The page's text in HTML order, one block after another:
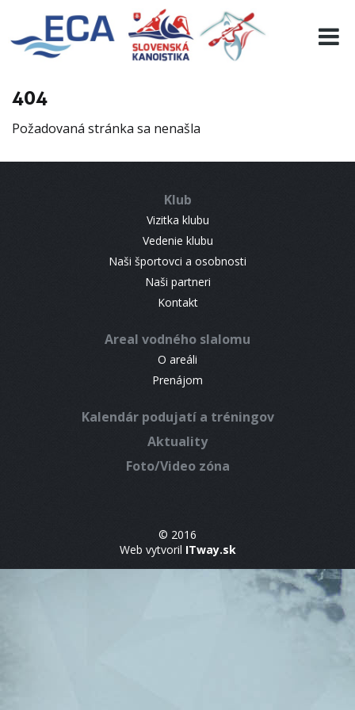
404
Požadovaná stránka sa nenašla
Klub
Vizitka klubu
Vedenie klubu
Naši športovci a osobnosti
Naši partneri
Kontakt
Areal vodného slalomu
O areáli
Prenájom
Kalendár podujatí a tréningov
Aktuality
Foto/Video zóna
© 2016
Web vytvoril ITway.sk
EURO 19
INFO
RESULTS
CONTACT